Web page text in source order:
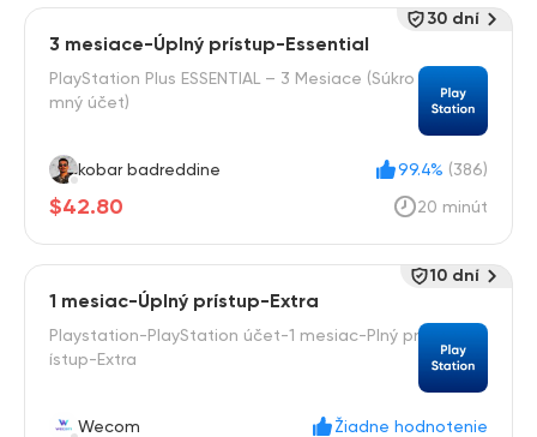
3 mesiace-Úplný prístup-Essential
PlayStation Plus ESSENTIAL – 3 Mesiace (Súkro
mný účet)
kobar badreddine 99.4% (386)
$42.80 20 minút
30 dní
1 mesiac-Úplný prístup-Extra
Playstation-PlayStation účet-1 mesiac-Plný pr
ístup-Extra
Wecom Žiadne hodnotenie
10 dní